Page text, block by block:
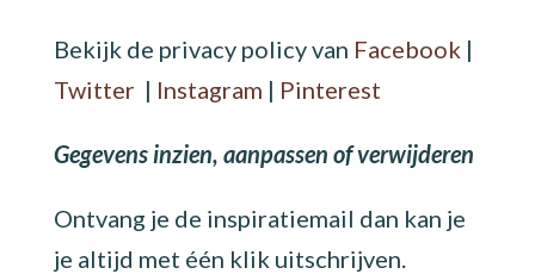
Bekijk de privacy policy van Facebook |
Twitter| Instagram | Pinterest
Gegevens inzien, aanpassen of verwijderen
Ontvang je de inspiratiemail dan kan je
je altijd met één klik uitschrijven.